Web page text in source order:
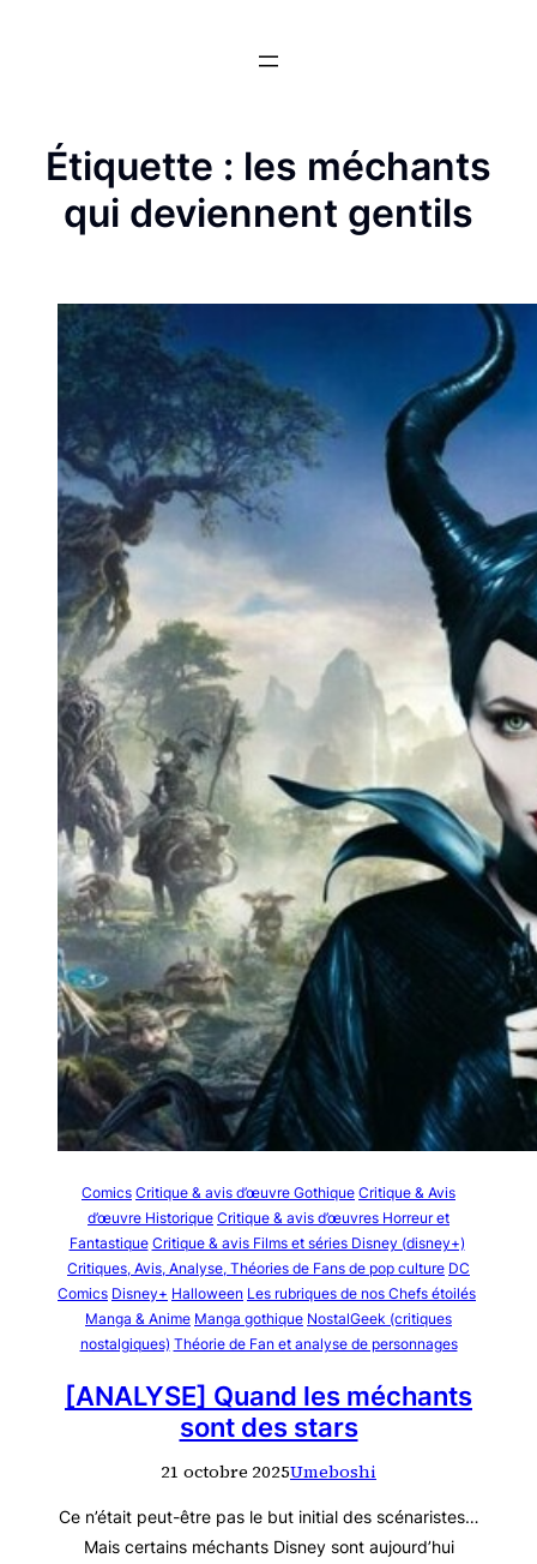
Étiquette : les méchants
qui deviennent gentils
Comics Critique & avis d’œuvre Gothique Critique & Avis
d’œuvre Historique Critique & avis d’œuvres Horreur et
Fantastique Critique & avis Films et séries Disney (disney+)
Critiques, Avis, Analyse, Théories de Fans de pop culture DC
Comics Disney+ Halloween Les rubriques de nos Chefs étoilés
Manga & Anime Manga gothique NostalGeek (critiques
nostalgiques) Théorie de Fan et analyse de personnages
[ANALYSE] Quand les méchants
sont des stars
21 octobre 2025Umeboshi
Ce n’était peut-être pas le but initial des scénaristes…
Mais certains méchants Disney sont aujourd’hui